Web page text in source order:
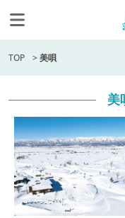
TOP >美唄
美